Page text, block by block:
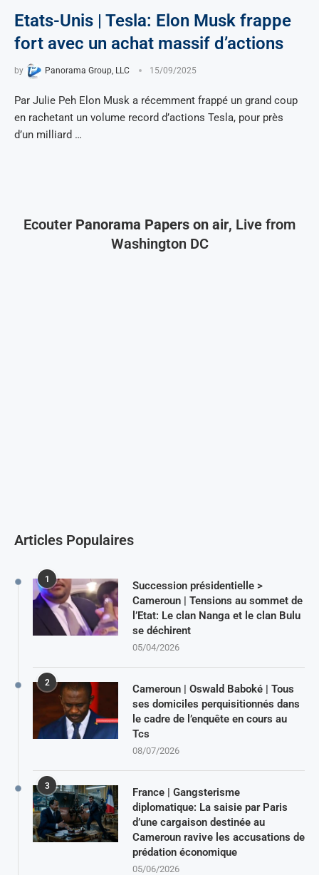
Etats-Unis | Tesla: Elon Musk frappe
fort avec un achat massif d’actions
by Panorama Group, LLC 15/09/2025
Par Julie Peh Elon Musk a récemment frappé un grand coup
en rachetant un volume record d’actions Tesla, pour près
d’un milliard …
Ecouter Panorama Papers on air, Live from
Washington DC
Articles Populaires
1
Succession présidentielle >
Cameroun | Tensions au sommet de
l’Etat: Le clan Nanga et le clan Bulu
se déchirent
05/04/2026
2
Cameroun | Oswald Baboké | Tous
ses domiciles perquisitionnés dans
le cadre de l’enquête en cours au
Tcs
08/07/2026
3
France | Gangsterisme
diplomatique: La saisie par Paris
d’une cargaison destinée au
Cameroun ravive les accusations de
prédation économique
05/06/2026